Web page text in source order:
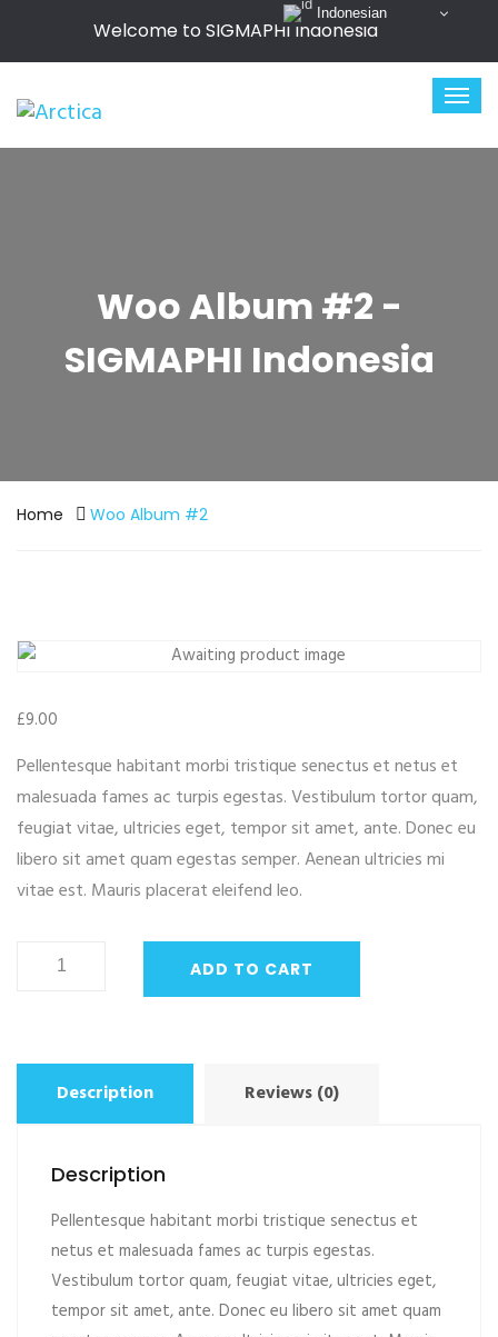
Welcome to SIGMAPHI Indonesia
Woo Album #2 -
SIGMAPHI Indonesia
Home Woo Album #2
£9.00
Pellentesque habitant morbi tristique senectus et netus et
malesuada fames ac turpis egestas. Vestibulum tortor quam,
feugiat vitae, ultricies eget, tempor sit amet, ante. Donec eu
libero sit amet quam egestas semper. Aenean ultricies mi
vitae est. Mauris placerat eleifend leo.
ADD TO CART
Description Reviews (0)
Description
Pellentesque habitant morbi tristique senectus et
netus et malesuada fames ac turpis egestas.
Vestibulum tortor quam, feugiat vitae, ultricies eget,
tempor sit amet, ante. Donec eu libero sit amet quam
Indonesian